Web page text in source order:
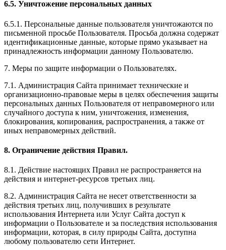
6.5. Уничтожение персональных данных
6.5.1. Персональные данные пользователя уничтожаются по
письменной просьбе Пользователя. Просьба должна содержат
идентификационные данные, которые прямо указывает на
принадлежность информации данному Пользователю.
7. Меры по защите информации о Пользователях.
7.1. Администрация Сайта принимает технические и
организационно-правовые меры в целях обеспечения защиты
персональных данных Пользователя от неправомерного или
случайного доступа к ним, уничтожения, изменения,
блокирования, копирования, распространения, а также от
иных неправомерных действий.
8. Ограничение действия Правил.
8.1. Действие настоящих Правил не распространяется на
действия и интернет-ресурсов третьих лиц.
8.2. Администрация Сайта не несет ответственности за
действия третьих лиц, получивших в результате
использования Интернета или Услуг Сайта доступ к
информации о Пользователе и за последствия использования
информации, которая, в силу природы Сайта, доступна
любому пользователю сети Интернет.